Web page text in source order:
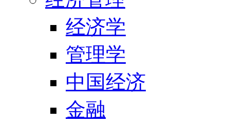
经济学
管理学
中国经济
金融